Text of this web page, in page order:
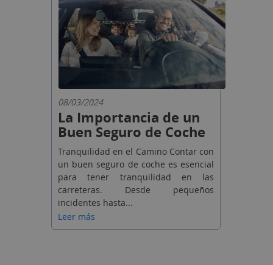
08/03/2024
La Importancia de un
Buen Seguro de Coche
Tranquilidad en el Camino Contar con
un buen seguro de coche es esencial
para tener tranquilidad en las
carreteras. Desde pequeños
incidentes hasta...
Leer más